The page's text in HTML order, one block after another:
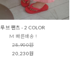
루브 팬츠 - 2 COLOR
M 빠른배송 !
28,900원
20,230원